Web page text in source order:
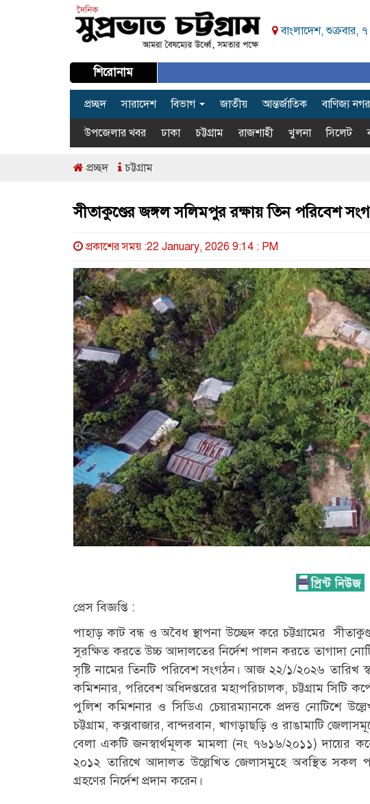
বাংলাদেশ,
শিরোনাম
প্রচ্ছদ সারাদেশ বিভাগ জাতীয় আন্তর্জাতিক বাণিজ্য নগর
উপজেলার খবর ঢাকা চট্টগ্রাম রাজশাহী খুলনা সিলেট
প্রচ্ছদ চট্টগ্রাম
সীতাকুণ্ডের জঙ্গল সলিমপুর রক্ষায় তিন পরিবেশ
প্রকাশের সময় :22 January, 2026 9:14 : PM
প্রেস বিজ্ঞপ্তি :
পাহাড় কাট বন্ধ ও অবৈধ স্থাপনা উচ্ছেদ করে চট্টগ্রামের
সুরক্ষিত করতে উচ্চ আদালতের নির্দেশ পালন করতে তাগাদা
সৃষ্টি নামের তিনটি পরিবেশ সংগঠন। আজ ২২/১/২০২৬ তারিখ
কমিশনার, পরিবেশ অধিদপ্তরের মহাপরিচালক, চট্টগ্রাম সিটি
পুলিশ কমিশনার ও সিডিএ চেয়ারম্যানকে প্রদত্ত নোটিশে
চট্টগ্রাম, কক্সবাজার, বান্দরবান, খাগড়াছড়ি ও রাঙামাটি
বেলা একটি জনস্বার্থমূলক মামলা (নং ৭৬১৬/২০১১) দায়ের
২০১২ তারিখে আদালত উল্লেখিত জেলাসমুহে অবস্থিত সকল
গ্রহণের নির্দেশ প্রদান করেন।